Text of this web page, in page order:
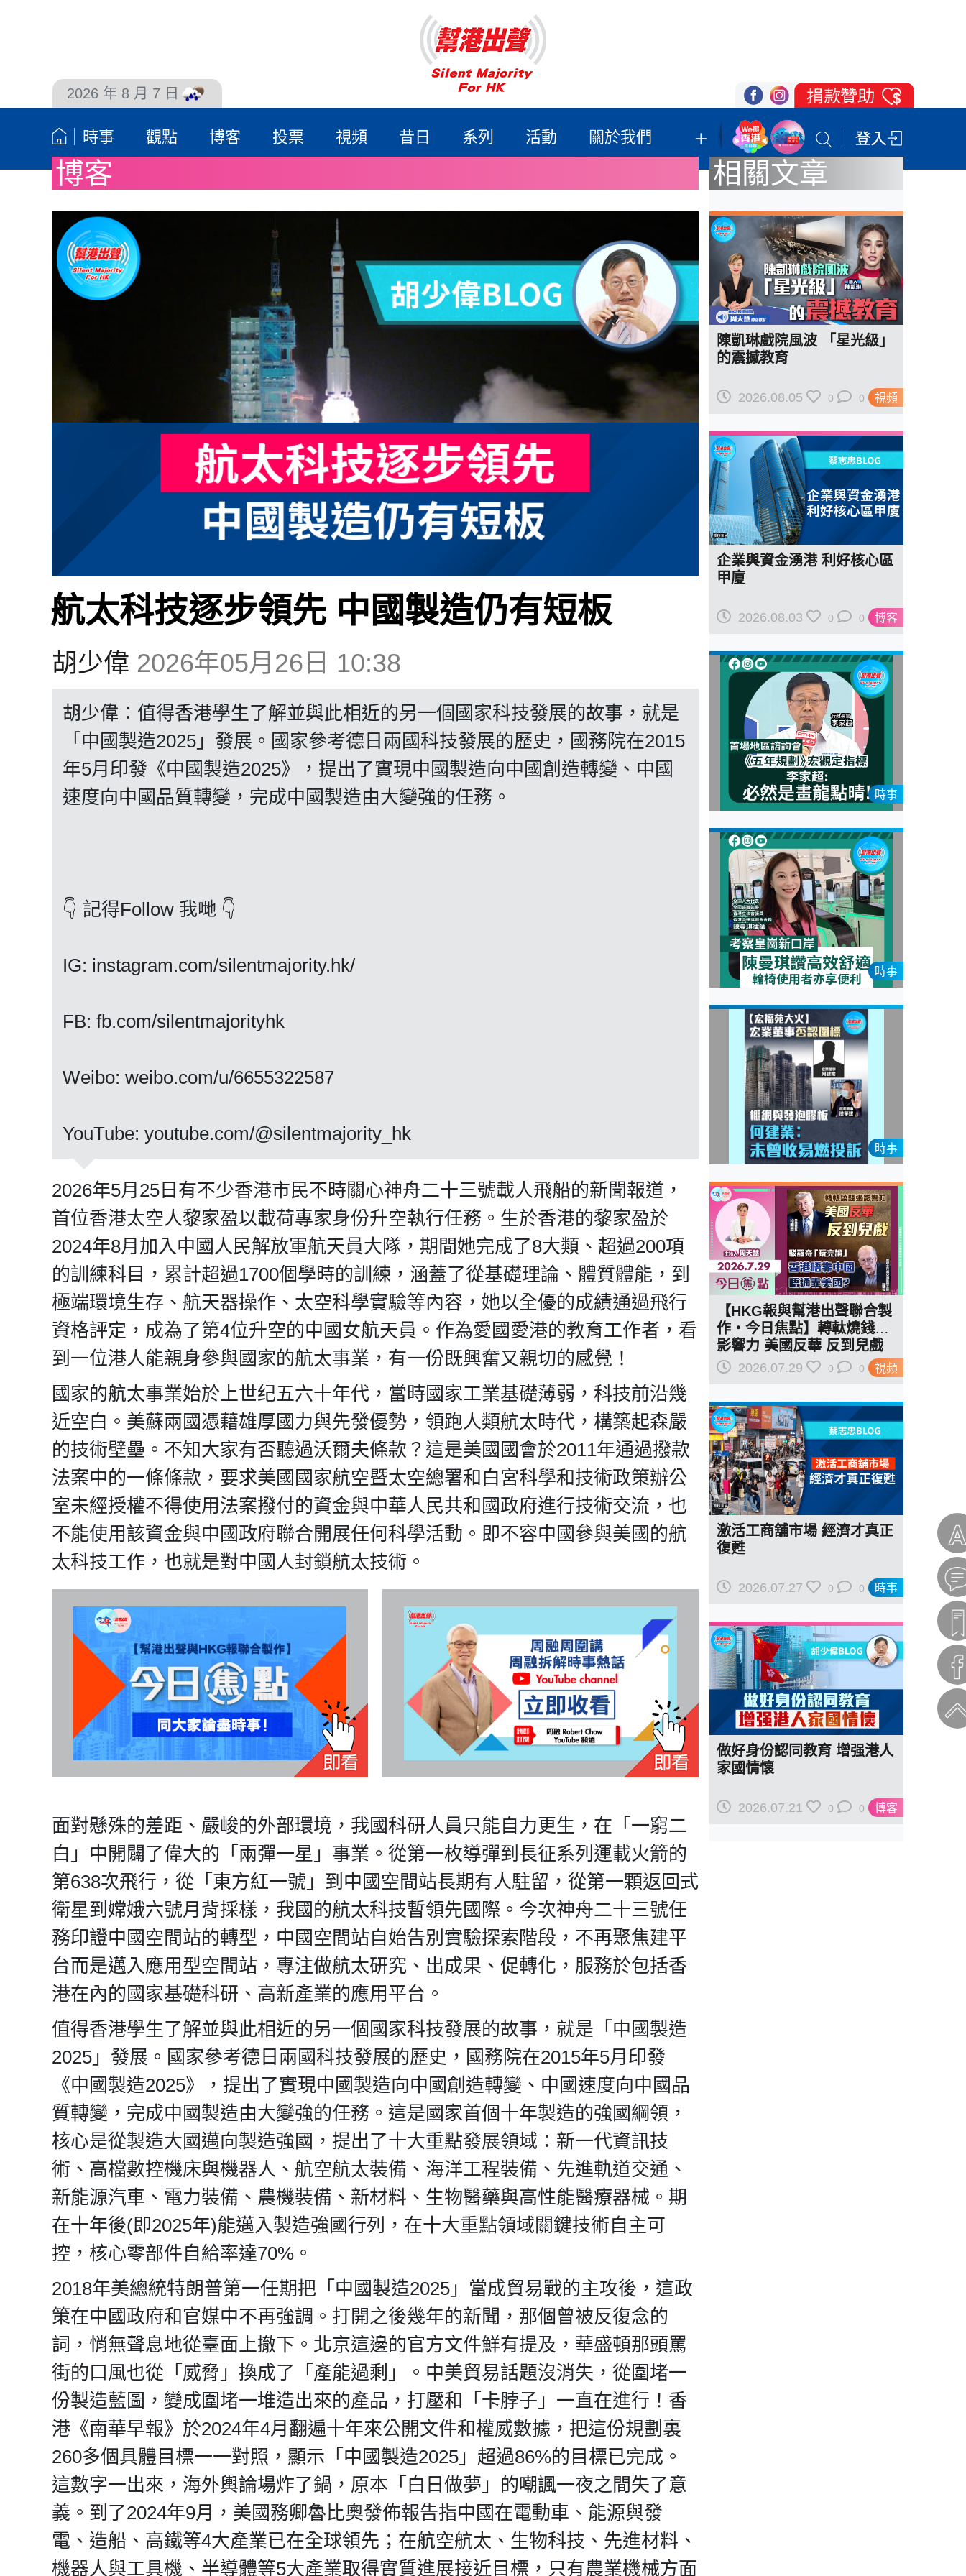
2026 年 8 月 7 日
時事 觀點 博客 投票 視頻 昔日 系列 活動 關於我們 我們的立場 登記支持 聯絡我們
博客
航太科技逐步領先 中國製造仍有短板
胡少偉 2026年05月26日 10:38
胡少偉：值得香港學生了解並與此相近的另一個國家科技發展的故事，就是
「中國製造2025」發展。國家參考德日兩國科技發展的歷史，國務院在2015
年5月印發《中國製造2025》，提出了實現中國製造向中國創造轉變、中國
速度向中國品質轉變，完成中國製造由大變強的任務。
👇 記得Follow 我哋 👇
IG: instagram.com/silentmajority.hk/
FB: fb.com/silentmajorityhk
Weibo: weibo.com/u/6655322587
​​​​​​​YouTube: youtube.com/@silentmajority_hk
2026年5月25日有不少香港市民不時關心神舟二十三號載人飛船的新聞報道，
首位香港太空人黎家盈以載荷專家身份升空執行任務。生於香港的黎家盈於
2024年8月加入中國人民解放軍航天員大隊，期間她完成了8大類、超過200項
的訓練科目，累計超過1700個學時的訓練，涵蓋了從基礎理論、體質體能，到
極端環境生存、航天器操作、太空科學實驗等內容，她以全優的成績通過飛行
資格評定，成為了第4位升空的中國女航天員。作為愛國愛港的教育工作者，看
到一位港人能親身參與國家的航太事業，有一份既興奮又親切的感覺！
國家的航太事業始於上世纪五六十年代，當時國家工業基礎薄弱，科技前沿幾
近空白。美蘇兩國憑藉雄厚國力與先發優勢，領跑人類航太時代，構築起森嚴
的技術壁壘。不知大家有否聽過沃爾夫條款？這是美國國會於2011年通過撥款
法案中的一條條款，要求美國國家航空暨太空總署和白宮科學和技術政策辦公
室未經授權不得使用法案撥付的資金與中華人民共和國政府進行技術交流，也
不能使用該資金與中國政府聯合開展任何科學活動。即不容中國參與美國的航
太科技工作，也就是對中國人封鎖航太技術。
面對懸殊的差距、嚴峻的外部環境，我國科研人員只能自力更生，在「一窮二
白」中開闢了偉大的「兩彈一星」事業。從第一枚導彈到長征系列運載火箭的
第638次飛行，從「東方紅一號」到中國空間站長期有人駐留，從第一顆返回式
衛星到嫦娥六號月背採樣，我國的航太科技暫領先國際。今次神舟二十三號任
務印證中國空間站的轉型，中國空間站自始告別實驗探索階段，不再聚焦建平
台而是邁入應用型空間站，專注做航太研究、出成果、促轉化，服務於包括香
港在內的國家基礎科研、高新產業的應用平台。
值得香港學生了解並與此相近的另一個國家科技發展的故事，就是「中國製造
2025」發展。國家參考德日兩國科技發展的歷史，國務院在2015年5月印發
《中國製造2025》，提出了實現中國製造向中國創造轉變、中國速度向中國品
質轉變，完成中國製造由大變強的任務。這是國家首個十年製造的強國綱領，
核心是從製造大國邁向製造強國，提出了十大重點發展領域：新一代資訊技
術、高檔數控機床與機器人、航空航太裝備、海洋工程裝備、先進軌道交通、
新能源汽車、電力裝備、農機裝備、新材料、生物醫藥與高性能醫療器械。期
在十年後(即2025年)能邁入製造強國行列，在十大重點領域關鍵技術自主可
控，核心零部件自給率達70%。
2018年美總統特朗普第一任期把「中國製造2025」當成貿易戰的主攻後，這政
策在中國政府和官媒中不再強調。打開之後幾年的新聞，那個曾被反復念的
詞，悄無聲息地從臺面上撤下。北京這邊的官方文件鮮有提及，華盛頓那頭罵
街的口風也從「威脅」換成了「產能過剩」。中美貿易話題沒消失，從圍堵一
份製造藍圖，變成圍堵一堆造出來的產品，打壓和「卡脖子」一直在進行！香
港《南華早報》於2024年4月翻遍十年來公開文件和權威數據，把這份規劃裏
260多個具體目標一一對照，顯示「中國製造2025」超過86%的目標已完成。
這數字一出來，海外輿論場炸了鍋，原本「白日做夢」的嘲諷一夜之間失了意
義。到了2024年9月，美國務卿魯比奧發佈報告指中國在電動車、能源與發
電、造船、高鐵等4大產業已在全球領先；在航空航太、生物科技、先進材料、
機器人與工具機、半導體等5大產業取得實質進展接近目標，只有農業機械方面
相關文章
視頻
陳凱琳戲院風波 「星光級」
的震撼教育
2026.08.05 0 0
博客
企業與資金湧港 利好核心區
甲廈
2026.08.03 0 0
時事
時事
時事
視頻
【HKG報與幫港出聲聯合製
作‧今日焦點】轉軚燒錢遏
影響力 美國反華 反到兒戲
駁羅奇「玩完論」 香港唔靠
2026.07.29 0 0
時事
激活工商舖市場 經濟才真正
復甦
2026.07.27 0 0
博客
做好身份認同教育 增强港人
家國情懷
2026.07.21 0 0